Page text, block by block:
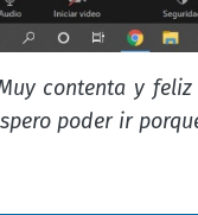
contenta y
poder ir